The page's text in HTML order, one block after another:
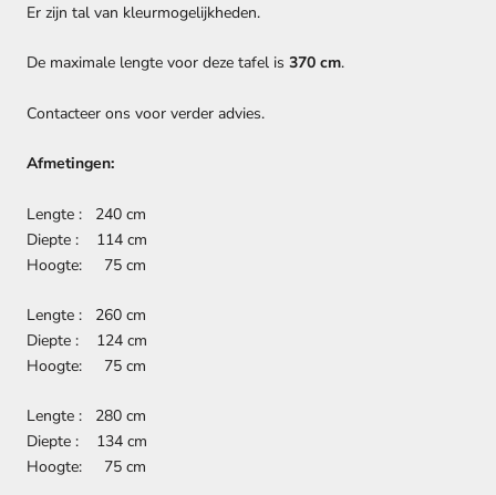
Er zijn tal van kleurmogelijkheden.
De maximale lengte voor deze tafel is 370 cm.
Contacteer ons voor verder advies.
Afmetingen:
Lengte : 240 cm
Diepte : 114 cm
Hoogte: 75 cm
Lengte : 260 cm
Diepte : 124 cm
Hoogte: 75 cm
Lengte : 280 cm
Diepte : 134 cm
Hoogte: 75 cm